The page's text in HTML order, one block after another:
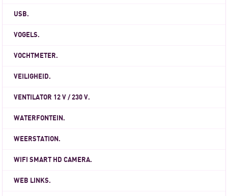
USB.
VOGELS.
VOCHTMETER.
VEILIGHEID.
VENTILATOR 12 V / 230 V.
WATERFONTEIN.
WEERSTATION.
WIFI SMART HD CAMERA.
WEB LINKS.